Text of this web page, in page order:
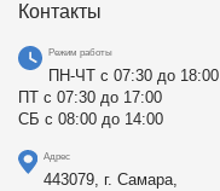
Контакты
Режим работы
ПН-ЧТ с 07:30 до 18:00
ПТ с 07:30 до 17:00
СБ с 08:00 до 14:00
Адрес
443079, г. Самара,